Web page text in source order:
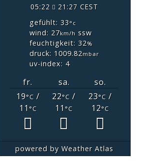
05:22
21:27 CEST
gefühlt: 33°c
wind: 27km/h ssw
feuchtigkeit: 32%
druck: 1009.82mbar
uv-index: 4
fr. sa.
so.
19°C/
11 °C
22°C /
11 °C
23°C /
12°C
powered byWeather Atlas